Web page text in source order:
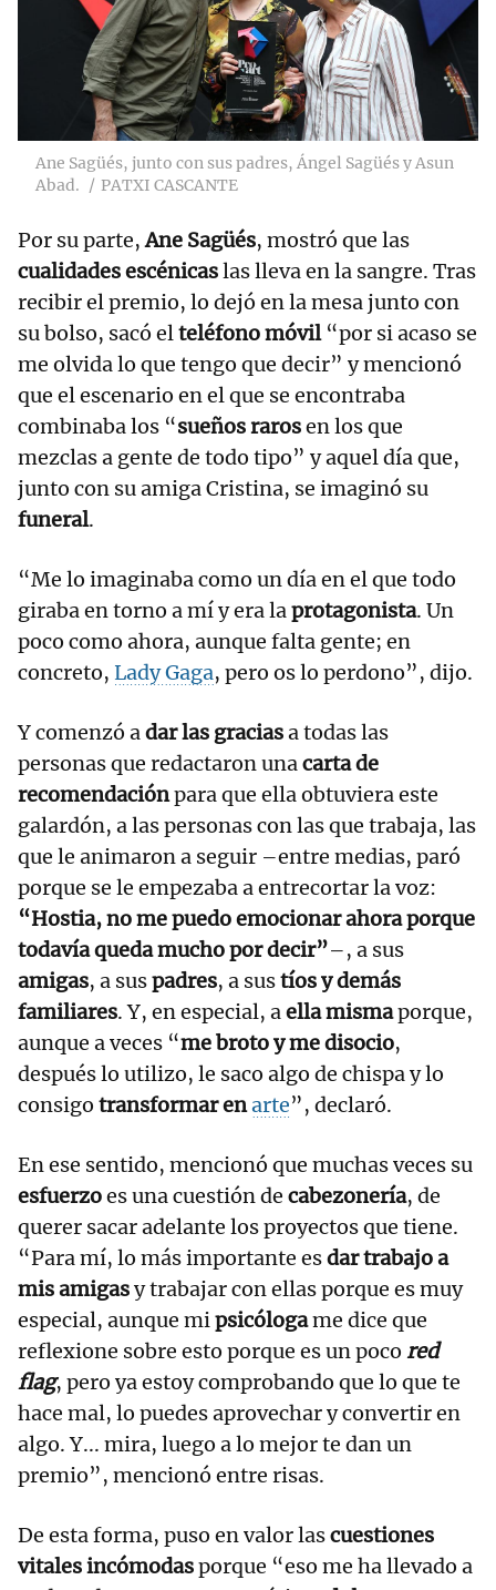
Ane Sagüés, junto con sus padres, Ángel Sagüés y Asun
Abad.
PATXI CASCANTE
Por su parte,Ane Sagüés, mostró que las
cualidades escénicaslas lleva en la sangre. Tras
recibir el premio, lo dejó en la mesa junto con
su bolso, sacó elteléfono móvil“por si acaso se
me olvida lo que tengo que decir” y mencionó
que el escenario en el que se encontraba
combinaba los “sueños rarosen los que
mezclas a gente de todo tipo” y aquel día que,
junto con su amiga Cristina, se imaginó su
funeral.
“Me lo imaginaba como un día en el que todo
giraba en torno a mí y era laprotagonista. Un
poco como ahora, aunque falta gente; en
concreto, Lady Gaga, pero os lo perdono”, dijo.
Y comenzó adar las graciasa todas las
personas que redactaron unacarta de
recomendaciónpara que ella obtuviera este
galardón, a las personas con las que trabaja, las
que le animaron a seguir –entre medias, paró
porque se le empezaba a entrecortar la voz:
“Hostia, no me puedo emocionar ahora porque
todavía queda mucho por decir”–, a sus
amigas, a suspadres, a sustíos y demás
familiares. Y, en especial, aella mismaporque,
aunque a veces “me broto y me disocio,
después lo utilizo, le saco algo de chispa y lo
consigo transformar enarte”, declaró.
En ese sentido, mencionó que muchas veces su
esfuerzoes una cuestión de cabezonería, de
querer sacar adelante los proyectos que tiene.
“Para mí, lo más importante esdar trabajo a
mis amigasy trabajar con ellas porque es muy
especial, aunque mipsicólogame dice que
reflexione sobre esto porque es un poco red
flag, pero ya estoy comprobando que lo que te
hace mal, lo puedes aprovechar y convertir en
algo. Y... mira, luego a lo mejor te dan un
premio”, mencionó entre risas.
De esta forma, puso en valor lascuestiones
vitales incómodasporque “eso me ha llevado a